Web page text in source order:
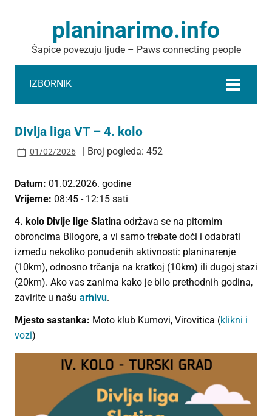
planinarimo.info
Šapice povezuju ljude – Paws connecting people
IZBORNIK
Divlja liga VT – 4. kolo
01/02/2026 | Broj pogleda: 452
Datum: 01.02.2026. godine
Vrijeme: 08:45 - 12:15 sati
4. kolo Divlje lige Slatina održava se na pitomim
obroncima Bilogore, a vi samo trebate doći i odabrati
između nekoliko ponuđenih aktivnosti: planinarenje
(10km), odnosno trčanja na kratkoj (10km) ili dugoj stazi
(20km). Ako vas zanima kako je bilo prethodnih godina,
zavirite u našu arhivu.
Mjesto sastanka: Moto klub Kumovi, Virovitica (klikni i
vozi)